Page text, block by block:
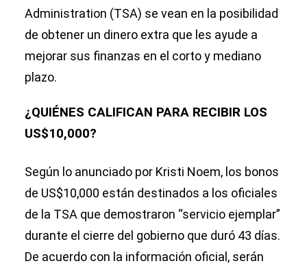
Administration (TSA) se vean en la posibilidad
de obtener un dinero extra que les ayude a
mejorar sus finanzas en el corto y mediano
plazo.
¿QUIÉNES CALIFICAN PARA RECIBIR LOS
US$10,000?
Según lo anunciado por Kristi Noem, los bonos
de US$10,000 están destinados a los oficiales
de la TSA que demostraron “servicio ejemplar”
durante el cierre del gobierno que duró 43 días.
De acuerdo con la información oficial, serán